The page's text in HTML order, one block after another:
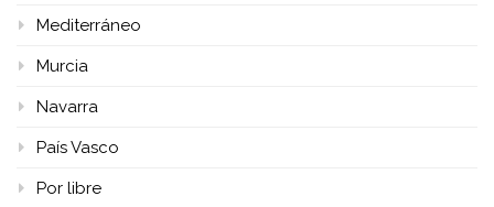
Mediterráneo
Murcia
Navarra
País Vasco
Por libre